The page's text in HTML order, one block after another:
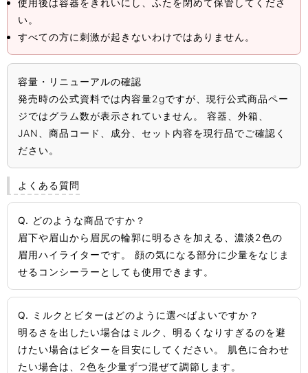
使用後は容器をきれいにし、ふたを閉めて保管してくださ
い。
すべての方に刺激が起きないわけではありません。
容量・リニューアルの確認
発売時の公式資料では内容量2gですが、現行公式商品ペー
ジではグラム数が表示されていません。 容器、外箱、
JAN、商品コード、成分、セット内容を現行品でご確認く
ださい。
よくある質問
Q. どのような商品ですか？
眉下や眉山から眉尻の輪郭に明るさを加える、濃淡2色の
眉用ハイライターです。 顔の気になる部分に少量をなじま
せるコンシーラーとしても使用できます。
Q. ミルクとビターはどのように選べばよいですか？
明るさを出したい場合はミルク、明るくなりすぎるのを避
けたい場合はビターを目安にしてください。 肌色に合わせ
たい場合は、2色を少量ずつ混ぜて調節します。